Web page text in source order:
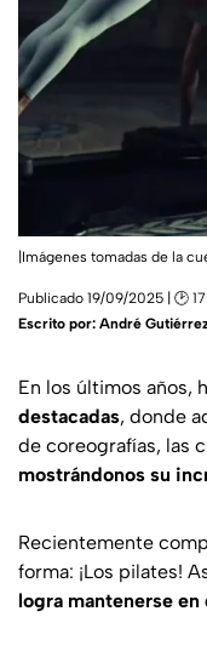
|Imágenes tomadas de la
Publicado 19/09/2025 | 🕑
Escrito por: André
En los últimos años,
destacadas, donde
de coreografías, las
mostrándonos su
Recientemente
forma: ¡Los pilates!
logra mantenerse